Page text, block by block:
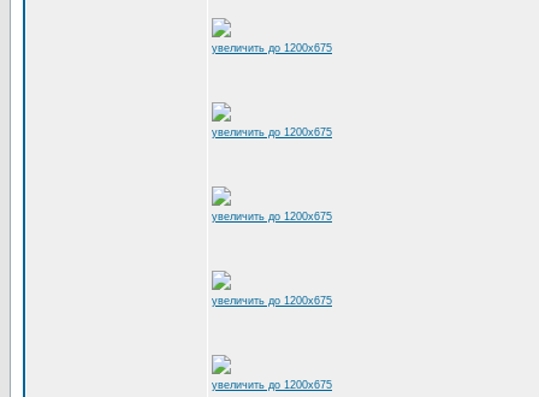
увеличить до 1200x675
увеличить до 1200x675
увеличить до 1200x675
увеличить до 1200x675
увеличить до 1200x675